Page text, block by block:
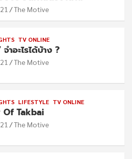
The Motive
TV ONLINE
จำอะไรได้บ้าง ?
The Motive
LIFESTYLE TV ONLINE
Takbai
The Motive